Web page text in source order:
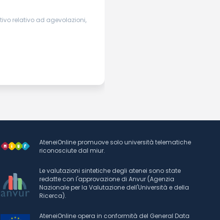
relativo ad agevolazioni,
AteneiOnline promuove solo università telematiche
riconosciute dal miur.
Le valutazioni sintetiche degli atenei sono state
redatte con l'approvazione di Anvur (Agenzia
Nazionale per la Valutazione dell'Università e della
Ricerca).
AteneiOnline opera in conformità del General Data